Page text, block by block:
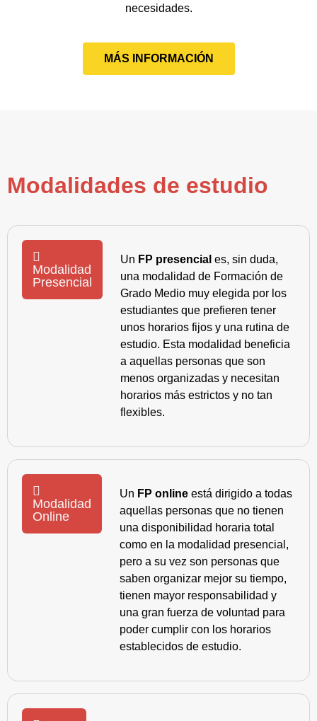
necesidades.
MÁS INFORMACIÓN
Modalidades de estudio
Modalidad
Presencial
Un FP presencial es, sin duda,
una modalidad de Formación de
Grado Medio muy elegida por los
estudiantes que prefieren tener
unos horarios fijos y una rutina de
estudio. Esta modalidad beneficia
a aquellas personas que son
menos organizadas y necesitan
horarios más estrictos y no tan
flexibles.
Modalidad
Online
Un FP online está dirigido a todas
aquellas personas que no tienen
una disponibilidad horaria total
como en la modalidad presencial,
pero a su vez son personas que
saben organizar mejor su tiempo,
tienen mayor responsabilidad y
una gran fuerza de voluntad para
poder cumplir con los horarios
establecidos de estudio.